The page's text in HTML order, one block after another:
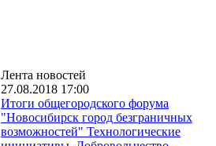
Лента новостей
27.08.2018 17:00
Итоги общегородского форума
"Новосибирск город безграничных
возможностей" Технологические